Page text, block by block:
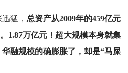
猛， 总资产从2009年的459亿元
1.87万亿元！超大规模本身就集
融规模的确膨胀了，却是“马屎